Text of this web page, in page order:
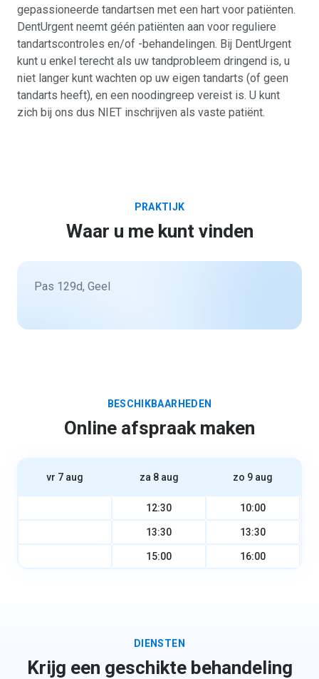
gepassioneerde tandartsen met een hart voor patiënten.
DentUrgent neemt géén patiënten aan voor reguliere
tandartscontroles en/of -behandelingen. Bij DentUrgent
kunt u enkel terecht als uw tandprobleem dringend is, u
niet langer kunt wachten op uw eigen tandarts (of geen
tandarts heeft), en een noodingreep vereist is. U kunt
zich bij ons dus NIET inschrijven als vaste patiënt.
PRAKTIJK
Waar u me kunt vinden
Pas 129d, Geel
BESCHIKBAARHEDEN
Online afspraak maken
vr 7 aug za 8 aug
12:30
13:30
15:00
zo 9 aug
10:00
13:30
16:00
DIENSTEN
Krijg een geschikte behandeling